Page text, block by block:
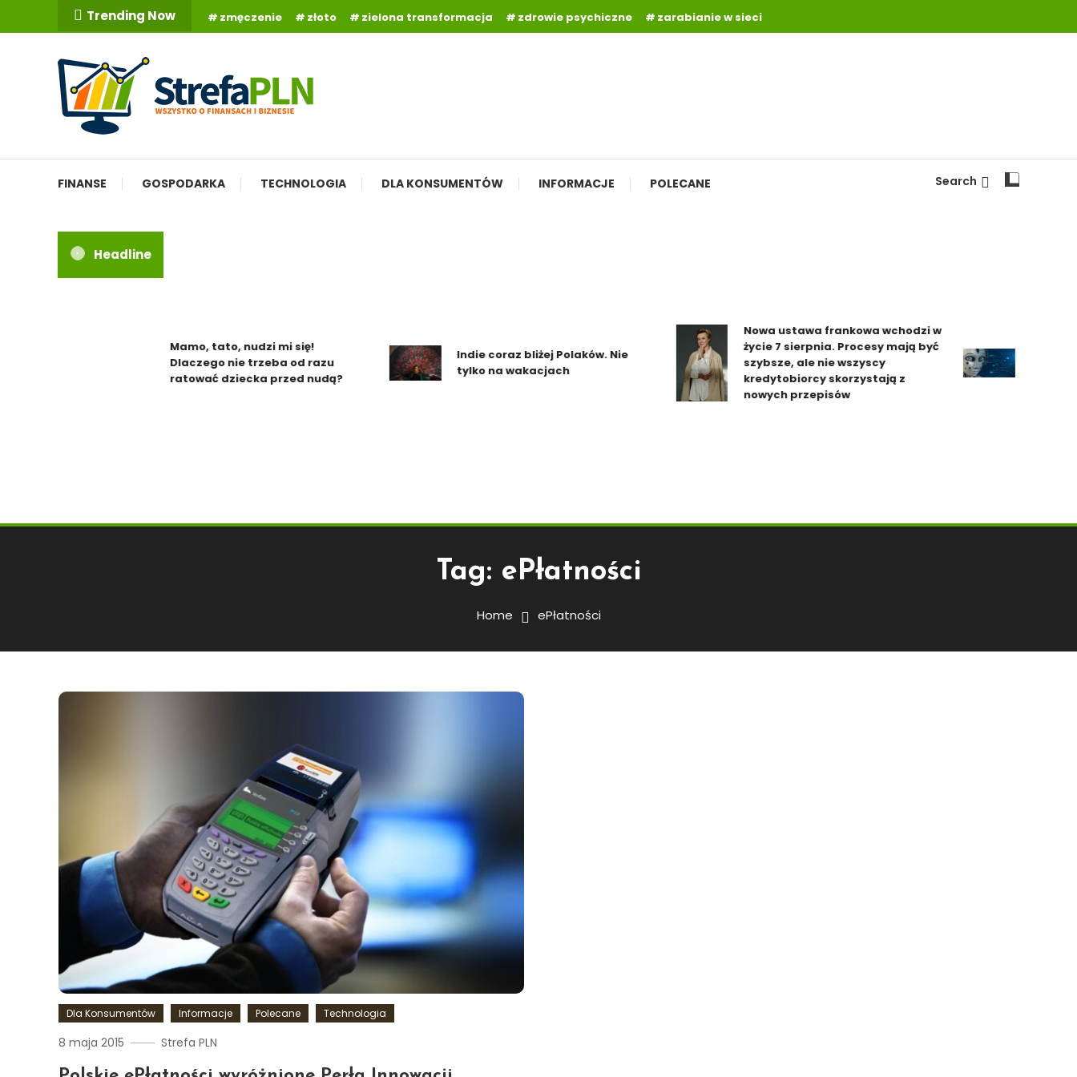
To
Trending Now zmęczenie złoto zielona transformacja zdrowie psychiczne zarabianie w sieci
StrefaPLN.pl
FINANSE GOSPODARKA TECHNOLOGIA DLA KONSUMENTÓW INFORMACJE POLECANE Search
Headline
Mamo, tato, nudzi mi się!
Dlaczego nie trzeba od razu
ratować dziecka przed nudą?
Indie coraz bliżej Polaków. Nie
tylko na wakacjach
Nowa ustawa frankowa wchodzi w
życie 7 sierpnia. Procesy mają być
szybsze, ale nie wszyscy
kredytobiorcy skorzystają z
nowych przepisów
Tag: ePłatności
Home ePłatności
Dla Konsumentów Informacje Polecane Technologia
8 maja 2015 Strefa PLN